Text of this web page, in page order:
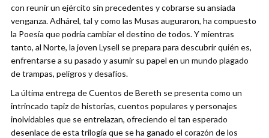
con reunir un ejército sin precedentes y cobrarse su ansiada
venganza. Adhárel, tal y como las Musas auguraron, ha compuesto
la Poesía que podría cambiar el destino de todos. Y mientras
tanto, al Norte, la joven Lysell se prepara para descubrir quién es,
enfrentarse a su pasado y asumir su papel en un mundo plagado
de trampas, peligros y desafíos.
La última entrega de Cuentos de Bereth se presenta como un
intrincado tapiz de historias, cuentos populares y personajes
inolvidables que se entrelazan, ofreciendo el tan esperado
desenlace de esta trilogía que se ha ganado el corazón de los